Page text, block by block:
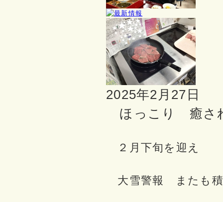
2025年2月27日
ほっこり 癒さ
２月下旬を迎え
大雪警報 またも